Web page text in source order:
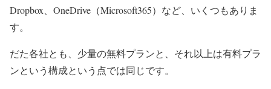
Dropbox、OneDrive（Microsoft365）など、いくつもありま
す。
だた各社とも、少量の無料プランと、それ以上は有料プラ
ンという構成という点では同じです。